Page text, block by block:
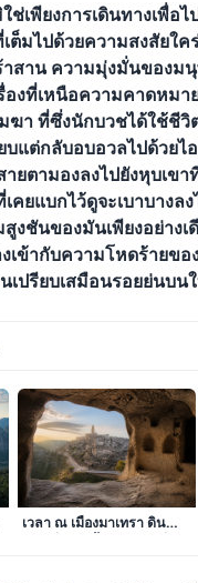
ช่เพียงการเดินทางเพื่
ต็มไปด้วยความสงสัยใ
าสาน ความมุ่งมั่นของ
งที่เหนือความคาดหมา
ฆา ที่ซึ่งนักบวชได้ใช้ชี
แต่กลับอบอวลไปด้วยไ
ยตามองลงไปยังหุบเข
คยแบกไว้ดูจะเบาบาง
สูงชันของมันเพียงอย่า
ข้ากับความโหดร้ายขอ
ปรียบเสมือนรอยย่นบ
ลมหายใจแห่งศิลาและกาล
เวลา ณ เมืองมาเทรา ดิน